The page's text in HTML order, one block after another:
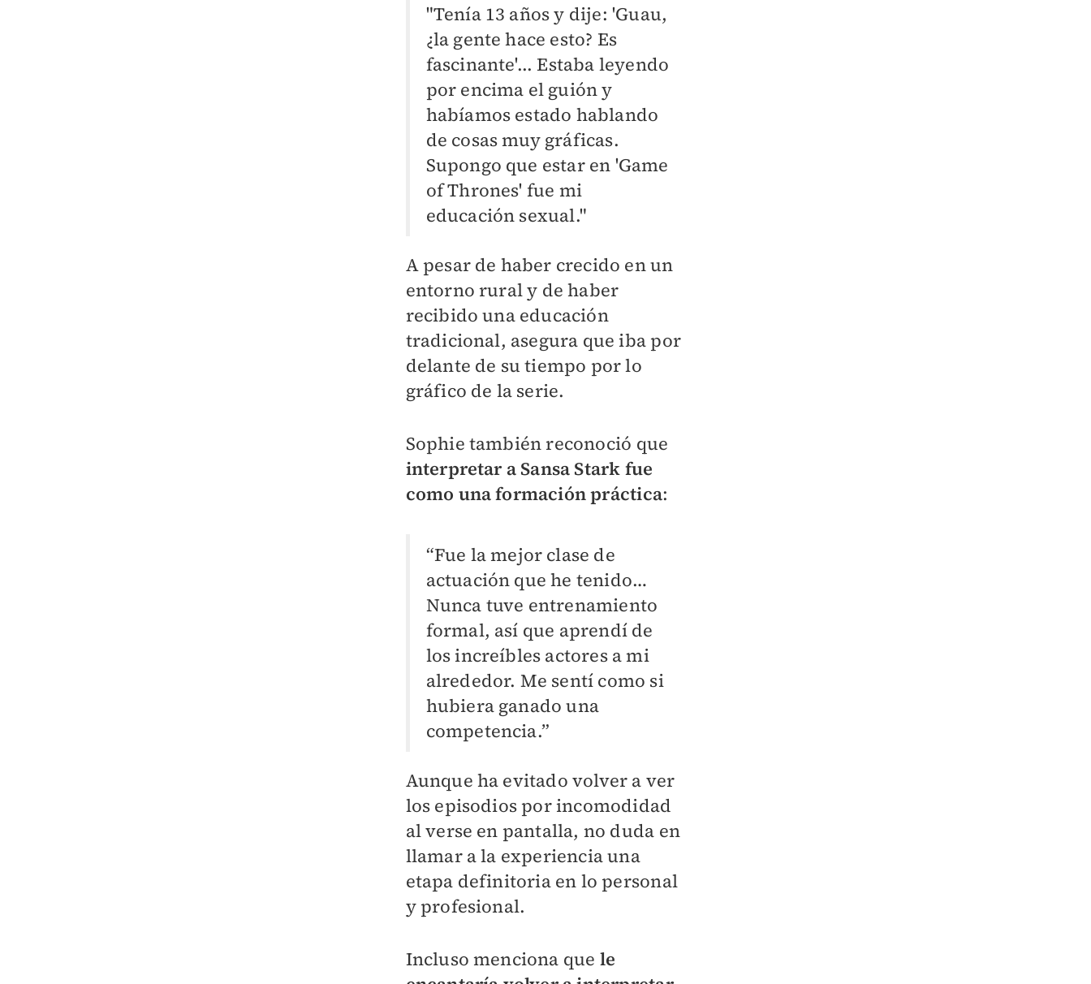
"Tenía 13 años y dije: 'Guau,
¿la gente hace esto? Es
fascinante'... Estaba leyendo
por encima el guión y
habíamos estado hablando
de cosas muy gráficas.
Supongo que estar en 'Game
of Thrones' fue mi
educación sexual."
A pesar de haber crecido en un
entorno rural y de haber
recibido una educación
tradicional, asegura que iba por
delante de su tiempo por lo
gráfico de la serie.
Sophie también reconoció que
interpretar a Sansa Stark fue
como una formación práctica:
“Fue la mejor clase de
actuación que he tenido…
Nunca tuve entrenamiento
formal, así que aprendí de
los increíbles actores a mi
alrededor. Me sentí como si
hubiera ganado una
competencia.”
Aunque ha evitado volver a ver
los episodios por incomodidad
al verse en pantalla, no duda en
llamar a la experiencia una
etapa definitoria en lo personal
y profesional.
Incluso menciona que le